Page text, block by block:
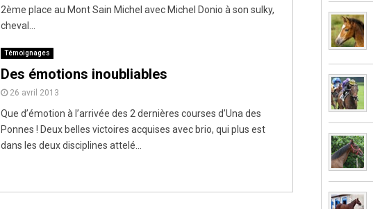
2ème place au Mont Sain Michel avec Michel Donio à son sulky,
cheval...
Témoignages
Des émotions inoubliables
26 avril 2013
Que d’émotion à l’arrivée des 2 dernières courses d’Una des
Ponnes ! Deux belles victoires acquises avec brio, qui plus est
dans les deux disciplines attelé...